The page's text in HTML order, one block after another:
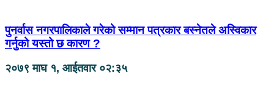
पुनर्वास नगरपालिकाले गरेको सम्मान पत्रकार बस्नेतले अस्विकार
गर्नुको यस्तो छ कारण ?
२०७९ माघ १, आईतवार ०२:३५